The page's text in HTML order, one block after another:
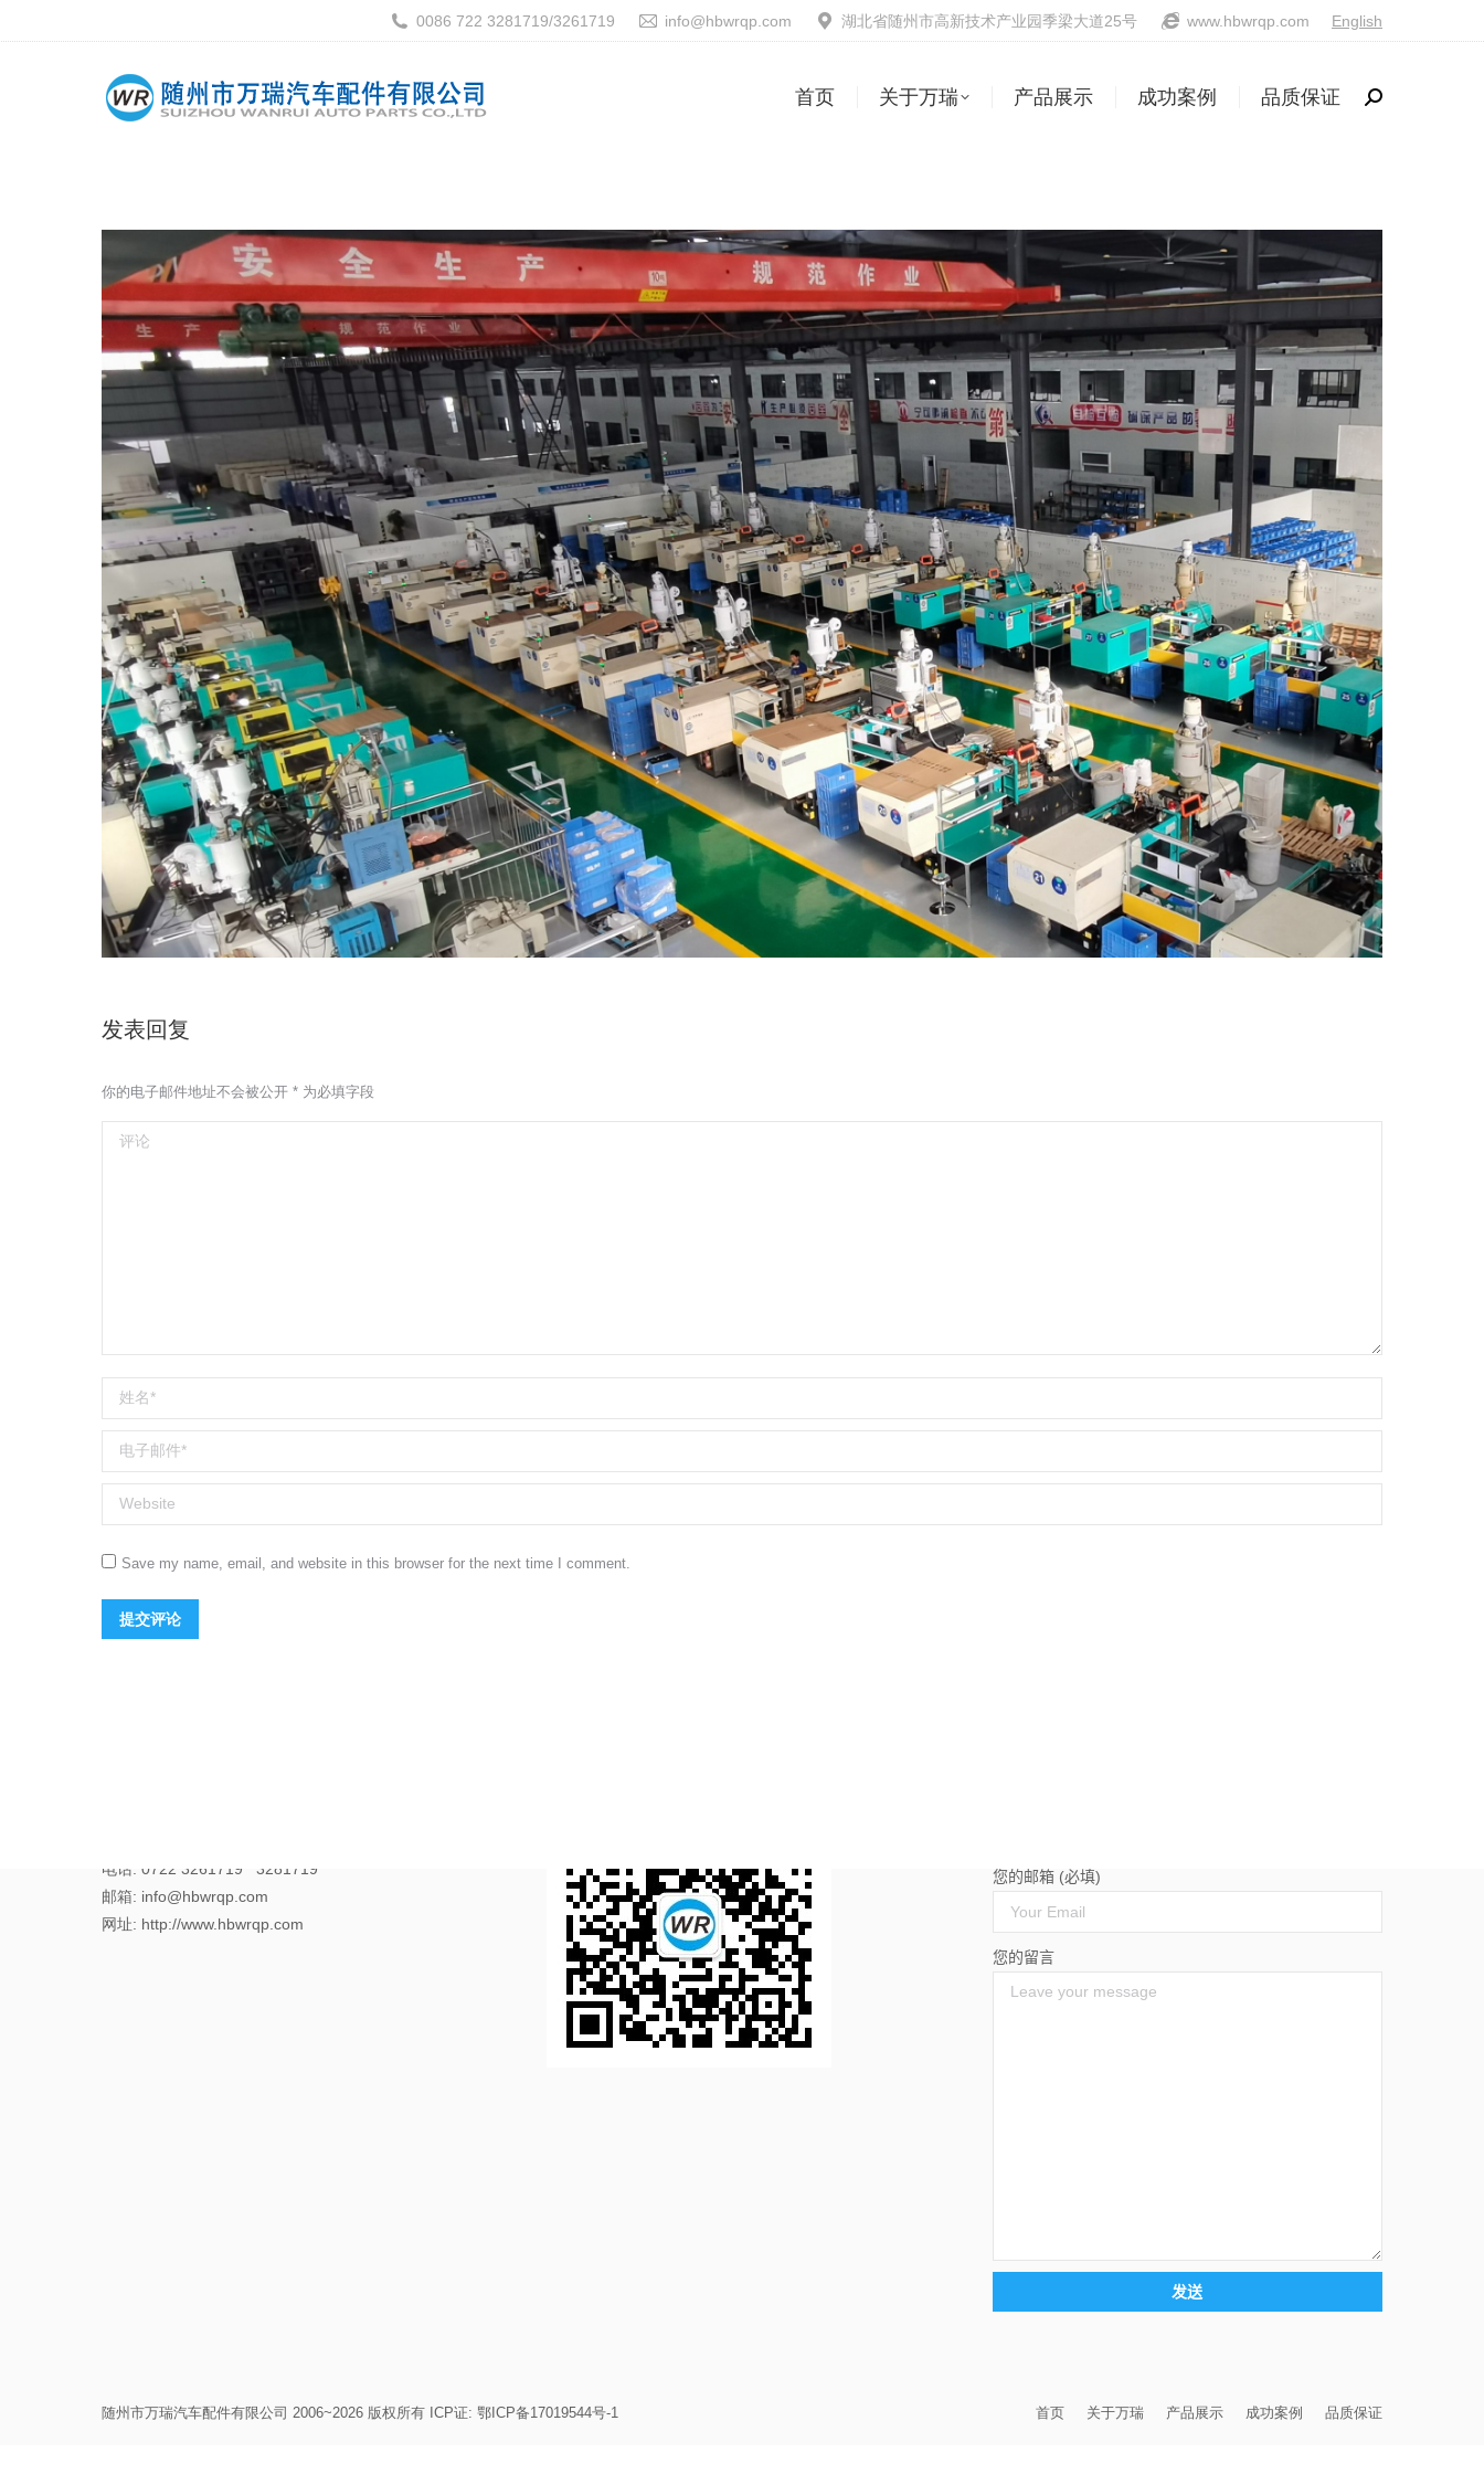
0086 722 3281719/3261719 info@hbwrqp.com 湖北省随州市高新技术产业园季梁大道25号 www.hbwrqp.com English
首页 关于万瑞 产品展示 成功案例 品质保证 Search:
发表回复
你的电子邮件地址不会被公开 * 为必填字段
评论
姓名 *
电子邮件 *
Website
Save my name, email, and website in this browser for the next time I comment.
提交评论
电话: 0722 3261719 3281719
邮箱: info@hbwrqp.com
网址: http://www.hbwrqp.com
您的邮箱 (必填)
您的留言
随州市万瑞汽车配件有限公司 2006~2026 版权所有 ICP证: 鄂ICP备17019544号-1 首页 关于万瑞 产品展示 成功案例 品质保证
首页 关于万瑞 产品展示 成功案例 品质保证 Search: